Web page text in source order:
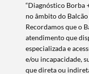
“Diagnóstico Borba
no âmbito do
Recordamos que o
atendimento que
especializada e
e/ou incapacidade,
que direta ou